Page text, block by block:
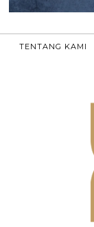
TENTANG KAMI